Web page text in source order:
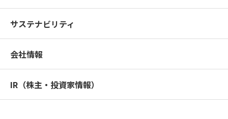
サステナビリティ
会社情報
IR（株主・投資家情報）